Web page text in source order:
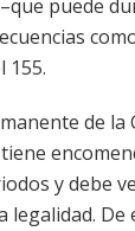
puede
155.
de la
y debe
legalidad. De